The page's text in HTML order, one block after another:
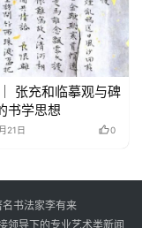
张充和临摹观与碑
书学思想
21日 0
书法家李有来
领导下的专业艺术类新闻